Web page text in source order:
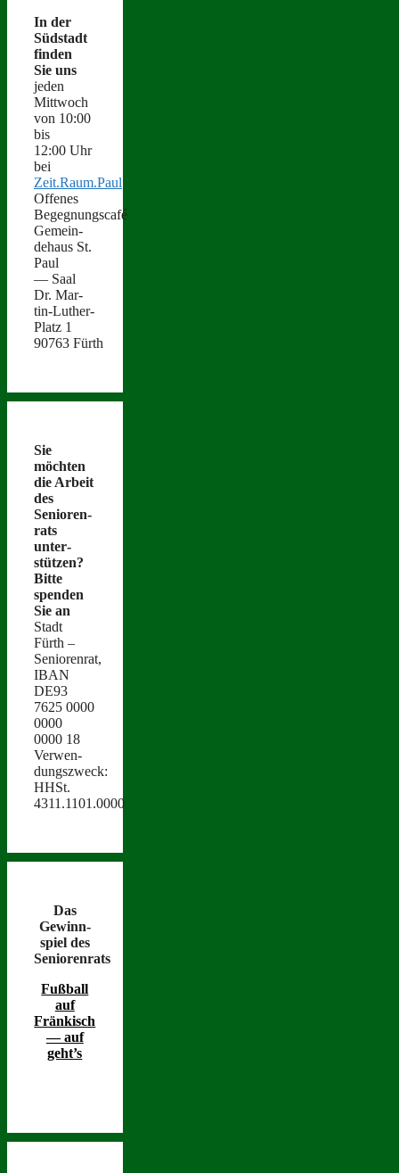
In der
Süd­stadt
find­en
Sie uns
jeden
Mittwoch
von 10:00
bis
12:00 Uhr
bei
Zeit.Raum.Paul
Offenes
Begegnungscafé
Gemein­
de­haus St.
Paul
— Saal
Dr. Mar­
tin-Luther-
Platz 1
90763 Fürth
Sie
möcht­en
die Arbeit
des
Senioren­
rats
unter­
stützen?
Bitte
spenden
Sie an
Stadt
Fürth –
Seniorenrat,
IBAN
DE93
7625 0000
0000
0000 18
Ver­wen­
dungszweck:
HHSt.
4311.1101.0000
Das
Gewinn­
spiel des
Seniorenrats
Fußball
auf
Fränkisch
— auf
geht’s